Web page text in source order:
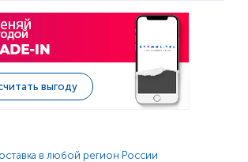
выгоду
в любой регион России